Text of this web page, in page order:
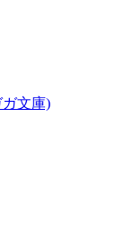
文庫)